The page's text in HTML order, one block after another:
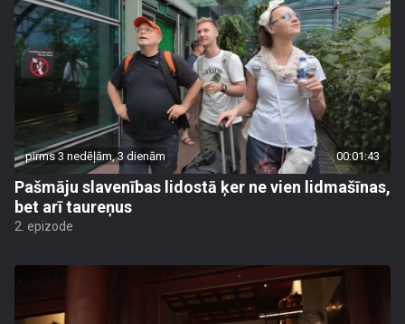
pirms 3 nedēļām, 3 dienām 00:01:43
Pašmāju slavenības lidostā ķer ne vien lidmašīnas,
bet arī taureņus
2. epizode